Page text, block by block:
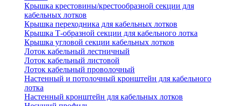
Крышка крестовины/крестообразной секции для
кабельных лотков
Крышка переходника для кабельных лотков
Крышка Т-образной секции для кабельного лотка
Крышка угловой секции кабельных лотков
Лоток кабельный лестничный
Лоток кабельный листовой
Лоток кабельный проволочный
Настенный и потолочный кронштейн для кабельного
лотка
Настенный кронштейн для кабельных лотков